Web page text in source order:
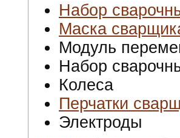
Набор
Маска
Модуль
Набор
Колеса
Перчатки
Электроды